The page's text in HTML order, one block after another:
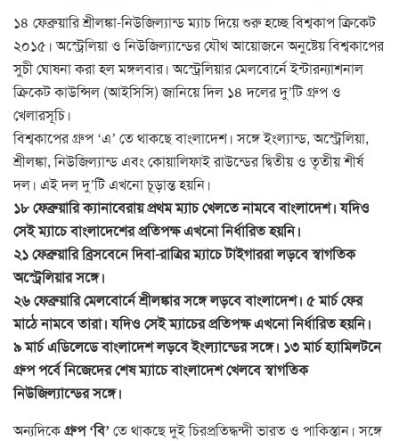
১৪ ফেব্রুয়ারি শ্রীলঙ্কা-নিউজিল্যান্ড ম্যাচ দিয়ে শুরু হচ্ছে বিশ্বকাপ ক্রিকেট
২০১৫। অস্ট্রেলিয়া ও নিউজিল্যান্ডের যৌথ আয়োজনে অনুষ্টেয় বিশ্বকাপের
সুচী ঘোষনা করা হল মঙ্গলবার। অস্ট্রেলিয়ার মেলবোর্নে ইন্টারন্যাশনাল
ক্রিকেট কাউন্সিল (আইসিসি) জানিয়ে দিল ১৪ দলের দু’টি গ্রুপ ও
খেলারসূচি।
বিশ্বকাপের গ্রুপ ‘এ’ তে থাকছে বাংলাদেশ। সঙ্গে ইংল্যান্ড, অস্ট্রেলিয়া,
শ্রীলঙ্কা, নিউজিল্যান্ড এবং কোয়ালিফাই রাউন্ডের দ্বিতীয় ও তৃতীয় শীর্ষ
দল। এই দল দু’টি এখনো চূড়ান্ত হয়নি।
১৮ ফেব্রুয়ারি ক্যানাবেরায় প্রথম ম্যাচ খেলতে নামবে বাংলাদেশ। যদিও
সেই ম্যাচে বাংলাদেশের প্রতিপক্ষ এখনো নির্ধারিত হয়নি।
২১ ফেব্রুয়ারি ব্রিসবেনে দিবা-রাত্রির ম্যাচে টাইগাররা লড়বে স্বাগতিক
অস্ট্রেলিয়ার সঙ্গে।
২৬ ফেব্রুয়ারি মেলবোর্নে শ্রীলঙ্কার সঙ্গে লড়বে বাংলাদেশ। ৫ মার্চ ফের
মাঠে নামবে তারা। যদিও সেই ম্যাচের প্রতিপক্ষ এখনো নির্ধারিত হয়নি।
৯ মার্চ এডিলেডে বাংলাদেশ লড়বে ইংল্যান্ডের সঙ্গে। ১৩ মার্চ হ্যামিলটনে
গ্রুপ পর্বে নিজেদের শেষ ম্যাচে বাংলাদেশ খেলবে স্বাগতিক
নিউজিল্যান্ডের সঙ্গে।
অন্যদিকেগ্রুপ ‘বি’তে থাকছে দুই চিরপ্রতিদ্ধন্দী ভারত ও পাকিস্তান। সঙ্গে